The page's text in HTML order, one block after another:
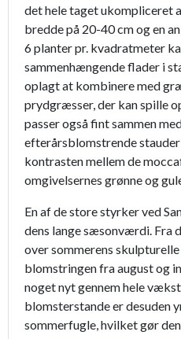
det hele taget ukompliceret
bredde på 20-40 cm og en
6 planter pr. kvadratmeter
sammenhængende flader i
oplagt at kombinere med
prydgræsser, der kan spille
passer også fint sammen
efterårsblomstrende
kontrasten mellem de
omgivelsernes grønne og
En af de store styrker ved
dens lange sæsonværdi. Fra
over sommerens
blomstringen fra august og
noget nyt gennem hele
blomsterstande er desuden
sommerfugle, hvilket gør